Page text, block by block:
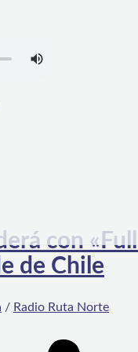
con
de Chile
/ Radio Ruta Norte